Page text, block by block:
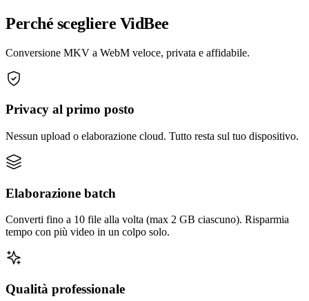
Perché scegliere VidBee
Conversione MKV a WebM veloce, privata e affidabile.
Privacy al primo posto
Nessun upload o elaborazione cloud. Tutto resta sul tuo dispositivo.
Elaborazione batch
Converti fino a 10 file alla volta (max 2 GB ciascuno). Risparmia
tempo con più video in un colpo solo.
Qualità professionale